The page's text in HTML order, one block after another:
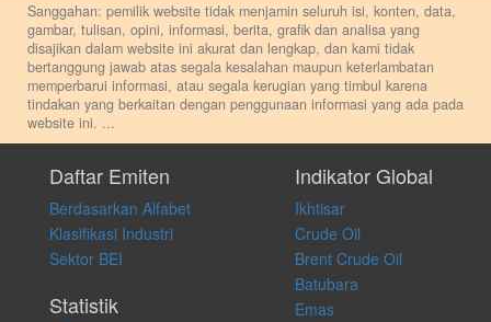
Sanggahan: pemilik website tidak menjamin seluruh isi, konten, data,
gambar, tulisan, opini, informasi, berita, grafik dan analisa yang
disajikan dalam website ini akurat dan lengkap, dan kami tidak
bertanggung jawab atas segala kesalahan maupun keterlambatan
memperbarui informasi, atau segala kerugian yang timbul karena
tindakan yang berkaitan dengan penggunaan informasi yang ada pada
website ini. ...
pribadi. Kami tidak memberi anjuran, saran, rekomendasi untuk
membeli, menjual atau melakukan aktivitas lain yang terkait dengan
transaksi perdagangan apapun, dan kami tidak bertanggung jawab
atas keputusan investasi yang dilakukan dalam kondisi dan situasi
apapun juga, yang diakibatkan secara langsung maupun tidak
langsung atas konten pada website ini.
Daftar Emiten
Berdasarkan Alfabet
Klasifikasi Industri
Sektor BEI
Statistik
Indikator Global
Ikhtisar
Crude Oil
Brent Crude Oil
Batubara
Emas